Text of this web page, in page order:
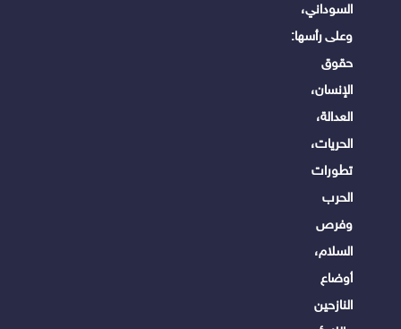
السوداني،
وعلى رأسها:
حقوق
الإنسان،
العدالة،
الحريات،
تطورات
الحرب
وفرص
السلام،
أوضاع
النازحين